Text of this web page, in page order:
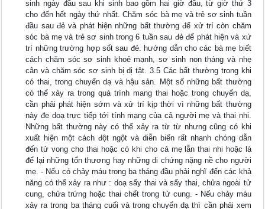
sinh ngày đầu sau khi sinh bao gồm hai giờ đầu, từ giờ thứ 3
cho đến hết ngày thứ nhất. Chăm sóc bà mẹ và trẻ sơ sinh tuần
đầu sau đẻ và phát hiện những bất thường để xử trí còn chăm
sóc bà mẹ và trẻ sơ sinh trong 6 tuần sau đẻ để phát hiện và xứ
trí những trường hợp sốt sau đẻ. hướng dẫn cho các bà mẹ biết
cách chăm sóc sơ sinh khoẻ mạnh, sơ sinh non tháng và nhẹ
cân và chăm sóc sơ sinh bị dị tật. 3.5 Các bất thường trong khi
có thai, trong chuyển dạ và hậu sản. Một số những bất thường
có thể xảy ra trong quá trình mang thai hoặc trong chuyển dạ,
cần phải phát hiện sớm và xử trí kịp thời vì những bất thường
này đe doạ trực tiếp tới tính mạng của cả người mẹ và thai nhi.
Những bất thường này có thể xảy ra từ từ nhưng cũng có khi
xuất hiện một cách đột ngột và diễn biến rất nhanh chóng dẫn
đến tử vong cho thai hoặc có khi cho cả mẹ lẫn thai nhi hoặc là
để lại những tổn thương hay những di chứng nặng nề cho người
mẹ. - Nếu có chảy máu trong ba tháng đầu phải nghĩ đến các khả
năng có thể xảy ra như : doạ sẩy thai và sẩy thai, chửa ngoài tử
cung, chửa trứng hoặc thai chết trong tử cung. - Nếu chảy máu
xảy ra trong ba tháng cuối và trong chuyển dạ thì cần phải xem